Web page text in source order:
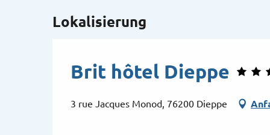
Lokalisierung
Brit hôtel Dieppe
3 rue Jacques Monod, 76200 Dieppe